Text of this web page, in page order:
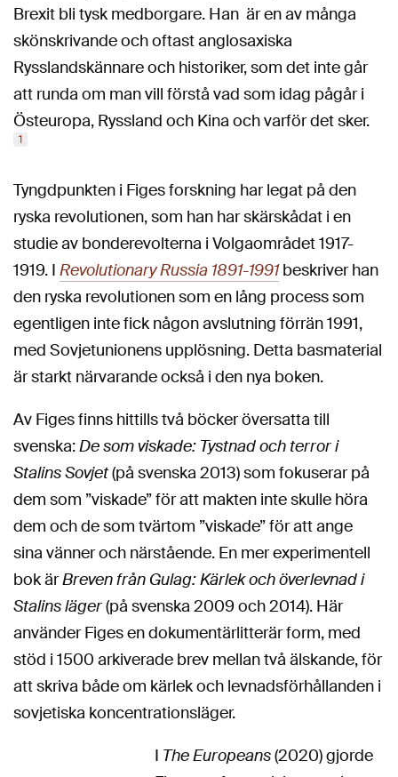
Brexit bli tysk medborgare. Han är en av många
skönskrivande och oftast anglosaxiska
Rysslandskännare och historiker, som det inte går
att runda om man vill förstå vad som idag pågår i
Östeuropa, Ryssland och Kina och varför det sker.
1
Tyngdpunkten i Figes forskning har legat på den
ryska revolutionen, som han har skärskådat i en
studie av bonderevolterna i Volgaområdet 1917-
1919. I Revolutionary Russia 1891-1991beskriver han
den ryska revolutionen som en lång process som
egentligen inte fick någon avslutning förrän 1991,
med Sovjetunionens upplösning. Detta basmaterial
är starkt närvarande också i den nya boken.
Av Figes finns hittills två böcker översatta till
svenska:De som viskade: Tystnad och terror i
Stalins Sovjet(på svenska 2013) som fokuserar på
dem som ”viskade” för att makten inte skulle höra
dem och de som tvärtom ”viskade” för att ange
sina vänner och närstående. En mer experimentell
bok ärBreven från Gulag: Kärlek och överlevnad i
Stalins läger(på svenska 2009 och 2014). Här
använder Figes en dokumentärlitterär form, med
stöd i 1500 arkiverade brev mellan två älskande, för
att skriva både om kärlek och levnadsförhållanden i
sovjetiska koncentrationsläger.
I The Europeans(2020) gjorde